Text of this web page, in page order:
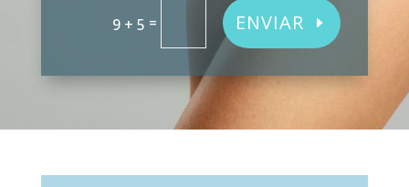
9 + 5 = ENVIAR